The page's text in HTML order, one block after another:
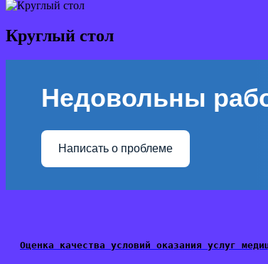
Круглый стол
Недовольны
Написать о проблеме
Оценка качества условий оказания услуг